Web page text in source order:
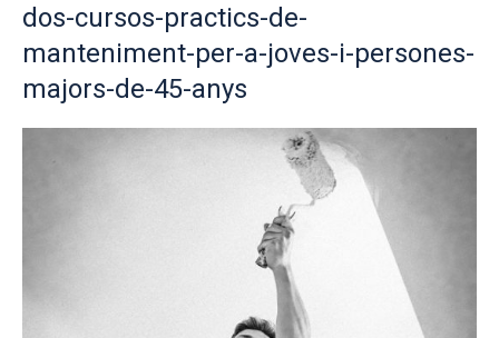
dos-cursos-practics-de-
manteniment-per-a-joves-i-persones-
majors-de-45-anys